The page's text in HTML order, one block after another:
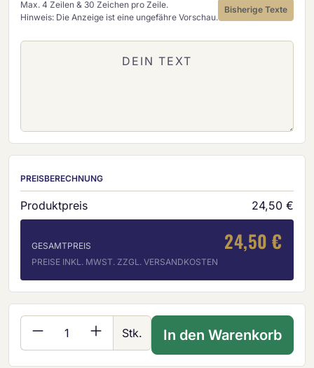
Max. 4 Zeilen & 30 Zeichen pro Zeile.
Hinweis: Die Anzeige ist eine ungefähre Vorschau.
Bisherige Texte
PREISBERECHNUNG
Produktpreis 24,50 €
GESAMTPREIS 24,50 €
PREISE INKL. MWST. ZZGL. VERSANDKOSTEN
Produkt Anzahl: Gib den gewünschten
Stk. In den Warenkorb